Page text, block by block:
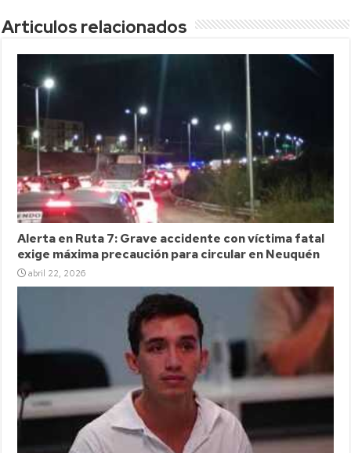
Articulos relacionados
Alerta en Ruta 7: Grave accidente con víctima fatal
exige máxima precaución para circular en Neuquén
abril 22, 2026